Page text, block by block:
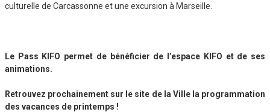
culturelle de Carcassonne et une excursion à Marseille.
Le Pass KIFO permet de bénéficier de l’espace KIFO et de ses
animations.
Retrouvez prochainement sur le site de la Ville la programmation
des vacances de printemps !